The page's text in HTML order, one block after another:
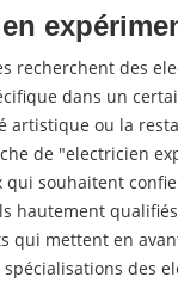
recherchent des
dans un
artistique ou la
de "electricien
qui souhaitent
hautement
qui mettent en
des